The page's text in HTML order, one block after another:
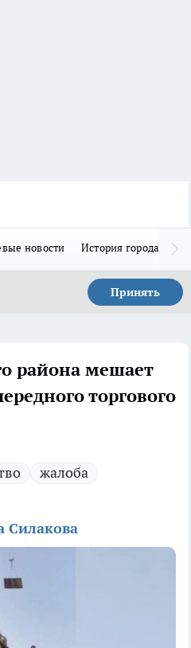
новости История города Н
Принять
района мешает
торгового
жалоба
Силакова